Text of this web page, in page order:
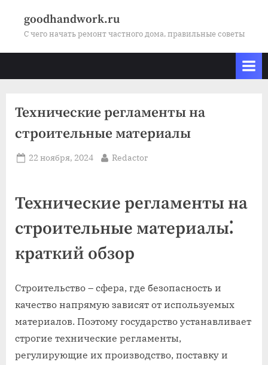
goodhandwork.ru
С чего начать ремонт частного дома, правильные советы
Технические регламенты на
строительные материалы
Posted
22 ноября, 2024 By
Redactor
Технические регламенты на
строительные материалы⁚
краткий обзор
Строительство – сфера, где безопасность и
качество напрямую зависят от используемых
материалов. Поэтому государство устанавливает
строгие технические регламенты,
регулирующие их производство, поставку и